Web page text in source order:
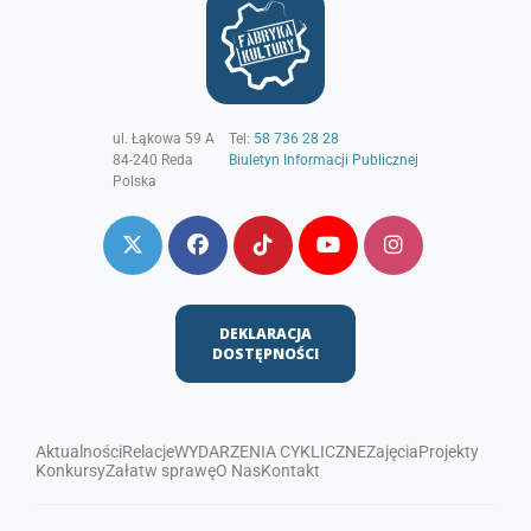
ul. Łąkowa 59 A
84-240 Reda
Polska
Tel: 58 736 28 28
Biuletyn Informacji Publicznej
DEKLARACJA
DOSTĘPNOŚCI
AktualnościRelacjeWYDARZENIA CYKLICZNEZajęciaProjekty
KonkursyZałatw sprawęO NasKontakt